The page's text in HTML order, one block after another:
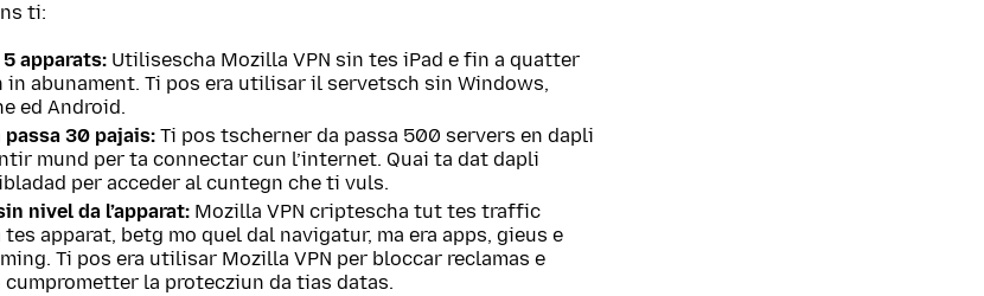
ti:
apparats: Utilisescha Mozilla VPN sin tes iPad e fin a quatter
in abunament. Ti pos era utilisar il servetsch sin Windows,
ed Android.
passa 30 pajais: Ti pos tscherner da passa 500 servers en dapli
mund per ta connectar cun l’internet. Quai ta dat dapli
per acceder al cuntegn che ti vuls.
nivel da l’apparat: Mozilla VPN criptescha tut tes traffic
tes apparat, betg mo quel dal navigatur, ma era apps, gieus e
Ti pos era utilisar Mozilla VPN per bloccar reclamas e
la protecziun da tias datas.